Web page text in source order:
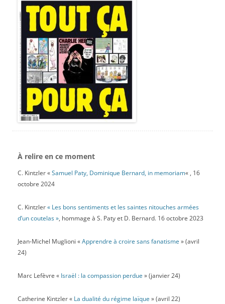
À relire en ce moment
C. Kintzler «Samuel Paty, Dominique Bernard, in memoriam« , 16
octobre 2024
C. Kintzler« Les bons sentiments et les saintes nitouches armées
d’un coutelas », hommage à S. Paty et D. Bernard. 16 octobre 2023
Jean-Michel Muglioni «Apprendre à croire sans fanatisme » (avril
24)
Marc Lefèvre « Israël : la compassion perdue » (janvier 24)
Catherine Kintzler « La dualité du régime laïque » (avril 22)